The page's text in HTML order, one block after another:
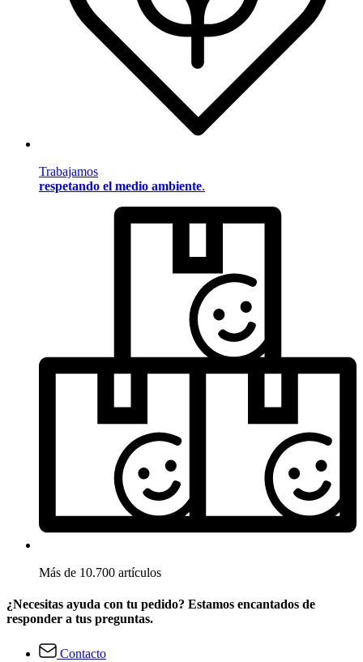
Trabajamos
respetando el medio ambiente.
Más de 10.700 artículos
¿Necesitas ayuda con tu pedido? Estamos encantados de
responder a tus preguntas.
Contacto